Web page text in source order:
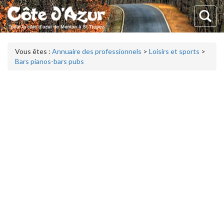
Vous êtes : Annuaire des professionnels > Loisirs et sports >
Bars pianos-bars pubs